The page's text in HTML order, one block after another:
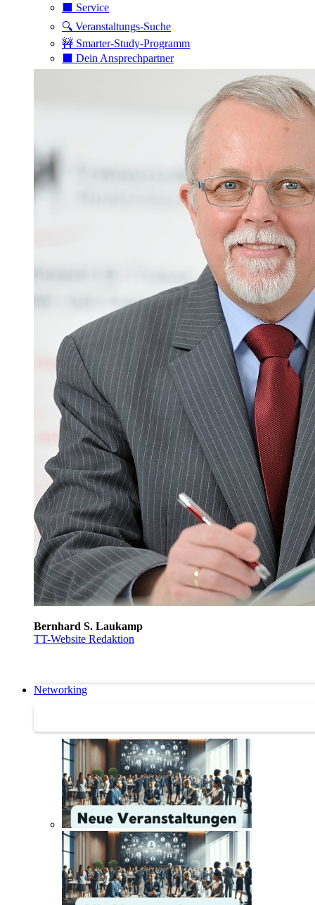
⬛️ Service
🔍 Veranstaltungs-Suche
🚧 Smarter-Study-Programm
⬛️ Dein Ansprechpartner
Bernhard S. Laukamp
TT-Website Redaktion
Networking